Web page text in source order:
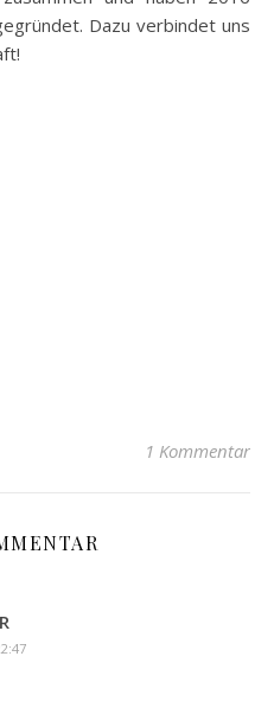
Dazu verbindet uns
1 Kommentar